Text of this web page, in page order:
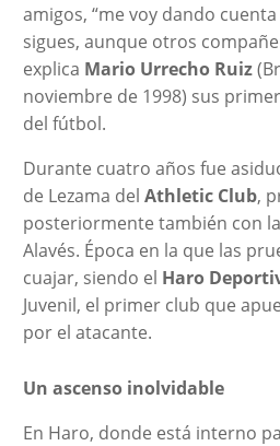
amigos, “me voy dando
sigues, aunque otros
explica Mario Urrecho Ruiz
noviembre de 1998) sus
del fútbol.
Durante cuatro años fue
de Lezama del Athletic Club,
posteriormente también con la
Alavés. Época en la que las
cuajar, siendo el Haro
Juvenil, el primer club que
por el atacante.
Un ascenso inolvidable
En Haro, donde está interno